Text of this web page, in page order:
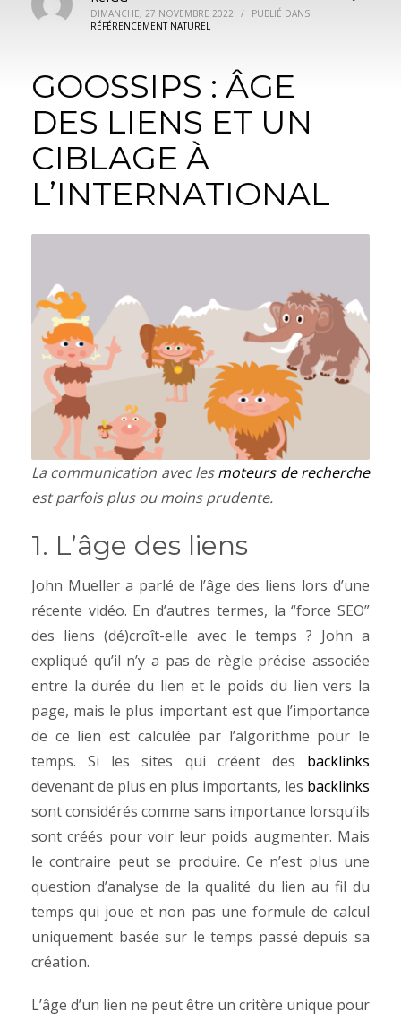
DIMANCHE, 27 NOVEMBRE 2022 /
PUBLIÉ DANS
RÉFÉRENCEMENT NATUREL
GOOSSIPS : ÂGE
DES LIENS ET UN
CIBLAGE À
L’INTERNATIONAL
La communication avec lesmoteurs de recherche
est parfois plus ou moins prudente.
1. L’âge des liens
John Mueller a parlé de l’âge des liens lors d’une
récente vidéo. En d’autres termes, la “force SEO”
des liens (dé)croît-elle avec le temps ? John a
expliqué qu’il n’y a pas de règle précise associée
entre la durée du lien et le poids du lien vers la
page, mais le plus important est que l’importance
de ce lien est calculée par l’algorithme pour le
temps. Si les sites qui créent des backlinks
devenant de plus en plus importants, les backlinks
sont considérés comme sans importance lorsqu’ils
sont créés pour voir leur poids augmenter. Mais
le contraire peut se produire. Ce n’est plus une
question d’analyse de la qualité du lien au fil du
temps qui joue et non pas une formule de calcul
uniquement basée sur le temps passé depuis sa
création.
L’âge d’un lien ne peut être un critère unique pour